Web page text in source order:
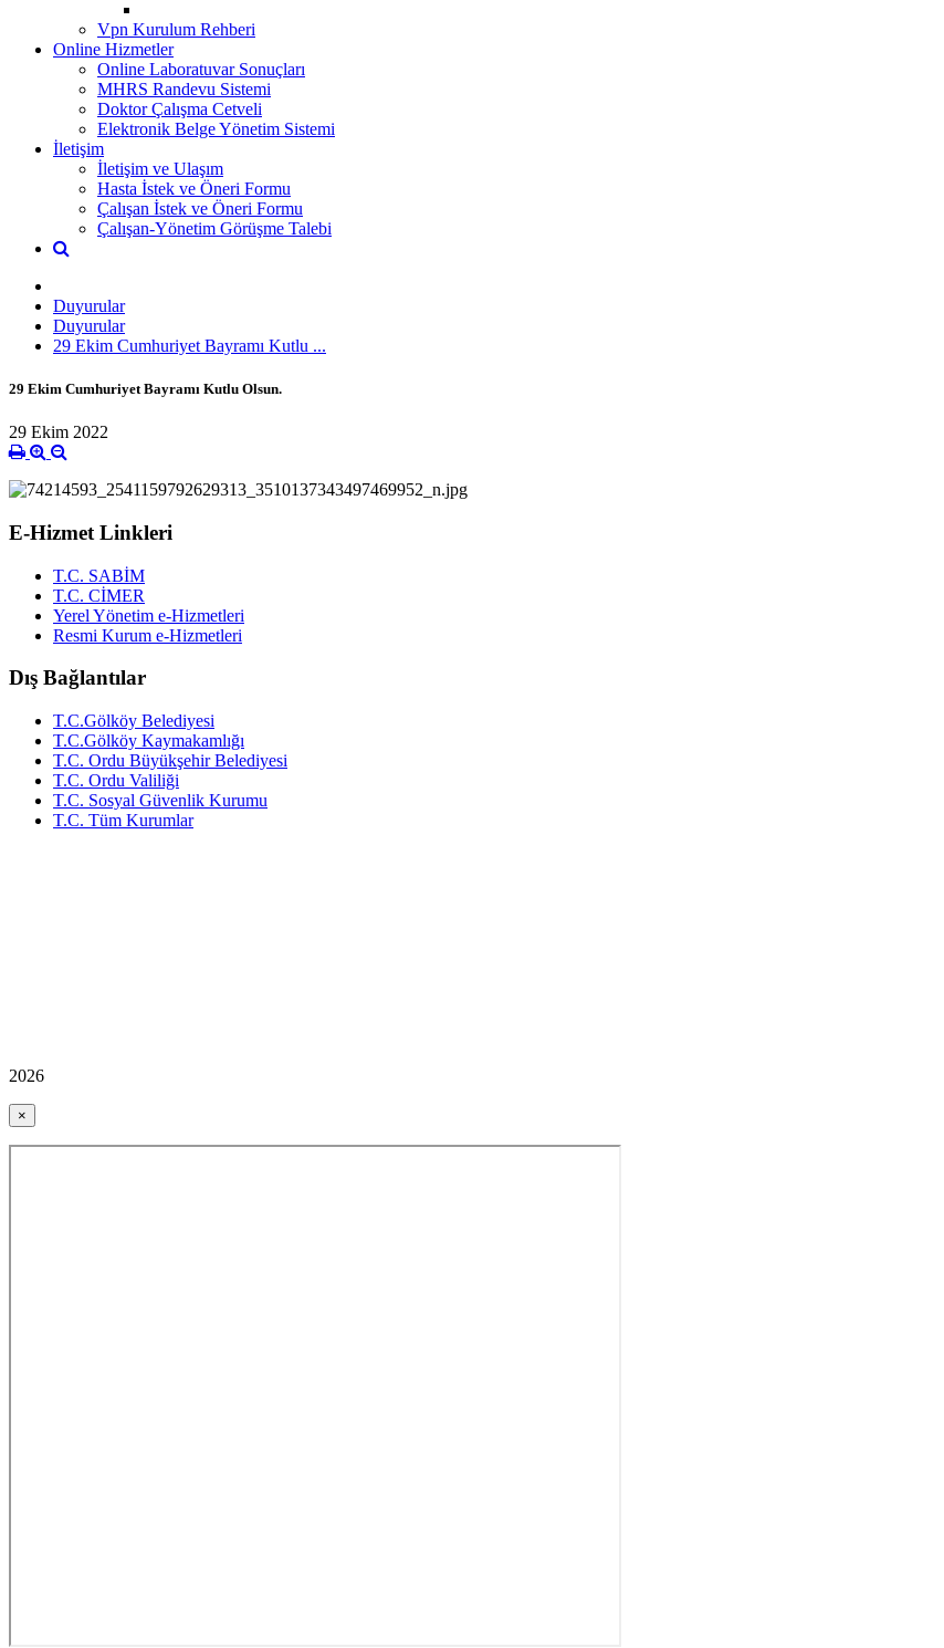
Vpn Kurulum Rehberi
Online Hizmetler
Online Laboratuvar Sonuçları
MHRS Randevu Sistemi
Doktor Çalışma Cetveli
Elektronik Belge Yönetim Sistemi
İletişim
İletişim ve Ulaşım
Hasta İstek ve Öneri Formu
Çalışan İstek ve Öneri Formu
Çalışan-Yönetim Görüşme Talebi
Duyurular
Duyurular
29 Ekim Cumhuriyet Bayramı Kutlu ...
29 Ekim Cumhuriyet Bayramı Kutlu Olsun.
29 Ekim 2022
E-Hizmet Linkleri
T.C. SABİM
T.C. CİMER
Yerel Yönetim e-Hizmetleri
Resmi Kurum e-Hizmetleri
Dış Bağlantılar
T.C.Gölköy Belediyesi
T.C.Gölköy Kaymakamlığı
T.C. Ordu Büyükşehir Belediyesi
T.C. Ordu Valiliği
T.C. Sosyal Güvenlik Kurumu
T.C. Tüm Kurumlar
2026
×